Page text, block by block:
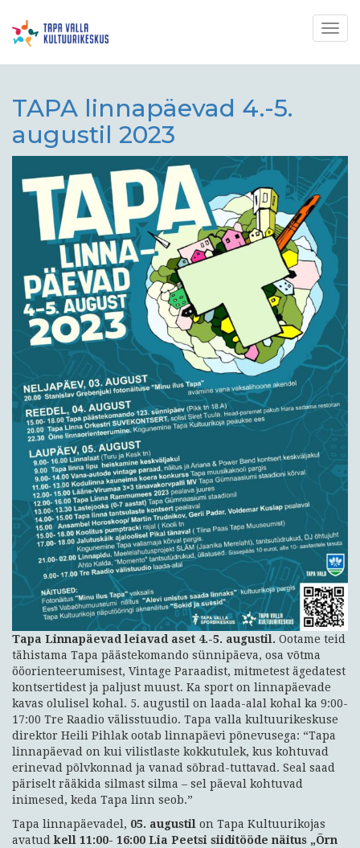
TAPA linnapäevad 4.-5.
augustil 2023
Tapa Linnapäevad leiavad aset 4.-5. augustil. Ootame teid
tähistama Tapa päästekomando sünnipäeva, osa võtma
ööorienteerumisest, Vintage Paraadist, mitmetest ägedatest
kontsertidest ja paljust muust. Ka sport on linnapäevade
kavas olulisel kohal. 5. augustil on laada-alal kohal ka 9:00-
17:00 Tre Raadio välisstuudio. Tapa valla kultuurikeskuse
direktor Heili Pihlak ootab linnapäevi põnevusega: “Tapa
linnapäevad on kui vilistlaste kokkutulek, kus kohtuvad
erinevad põlvkonnad ja vanad sõbrad-tuttavad. Seal saad
päriselt rääkida silmast silma – sel päeval kohtuvad
inimesed, keda Tapa linn seob.”
Tapa linnapäevadel, 05. augustil on Tapa Kultuurikojas
avatudkell 11:00- 16:00 Lia Peetsi siiditööde näitus „Õrn